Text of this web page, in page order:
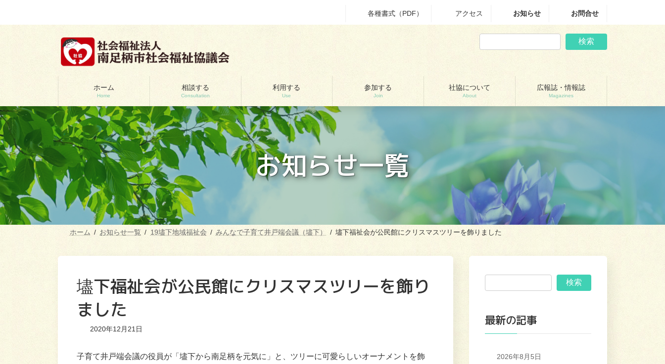
テ
ゲ
各種書式（PDF） アクセス お知らせ お問合せ
検索
ホーム
Home
相談する
Consultation
利用する
Use
参加する
Join
社協について
About
広報誌・情報誌
Magazines
お知らせ一覧
ホーム お知らせ一覧 19壗下地域福祉会 みんなで子育て井戸端会議（壗下） 壗下福祉会が公民館にクリスマスツリーを飾りました
壗下福祉会が公民館にクリスマスツリーを飾り
ました
2020年12月21日
子育て井戸端会議の役員が「壗下から南足柄を元気に」と、ツリーに可愛らしいオーナメントを飾
検索
最新の記事
2026年8月5日